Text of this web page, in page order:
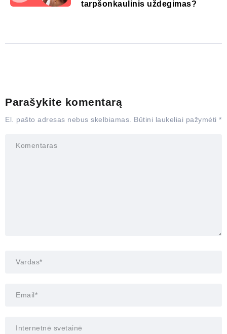
tarpšonkaulinis uždegimas?
Parašykite komentarą
El. pašto adresas nebus skelbiamas. Būtini laukeliai pažymėti *